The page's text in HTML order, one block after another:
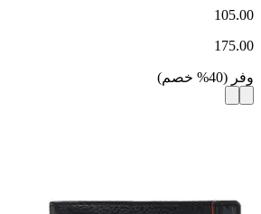
105.00
175.00
وفر (
40
% خصم)